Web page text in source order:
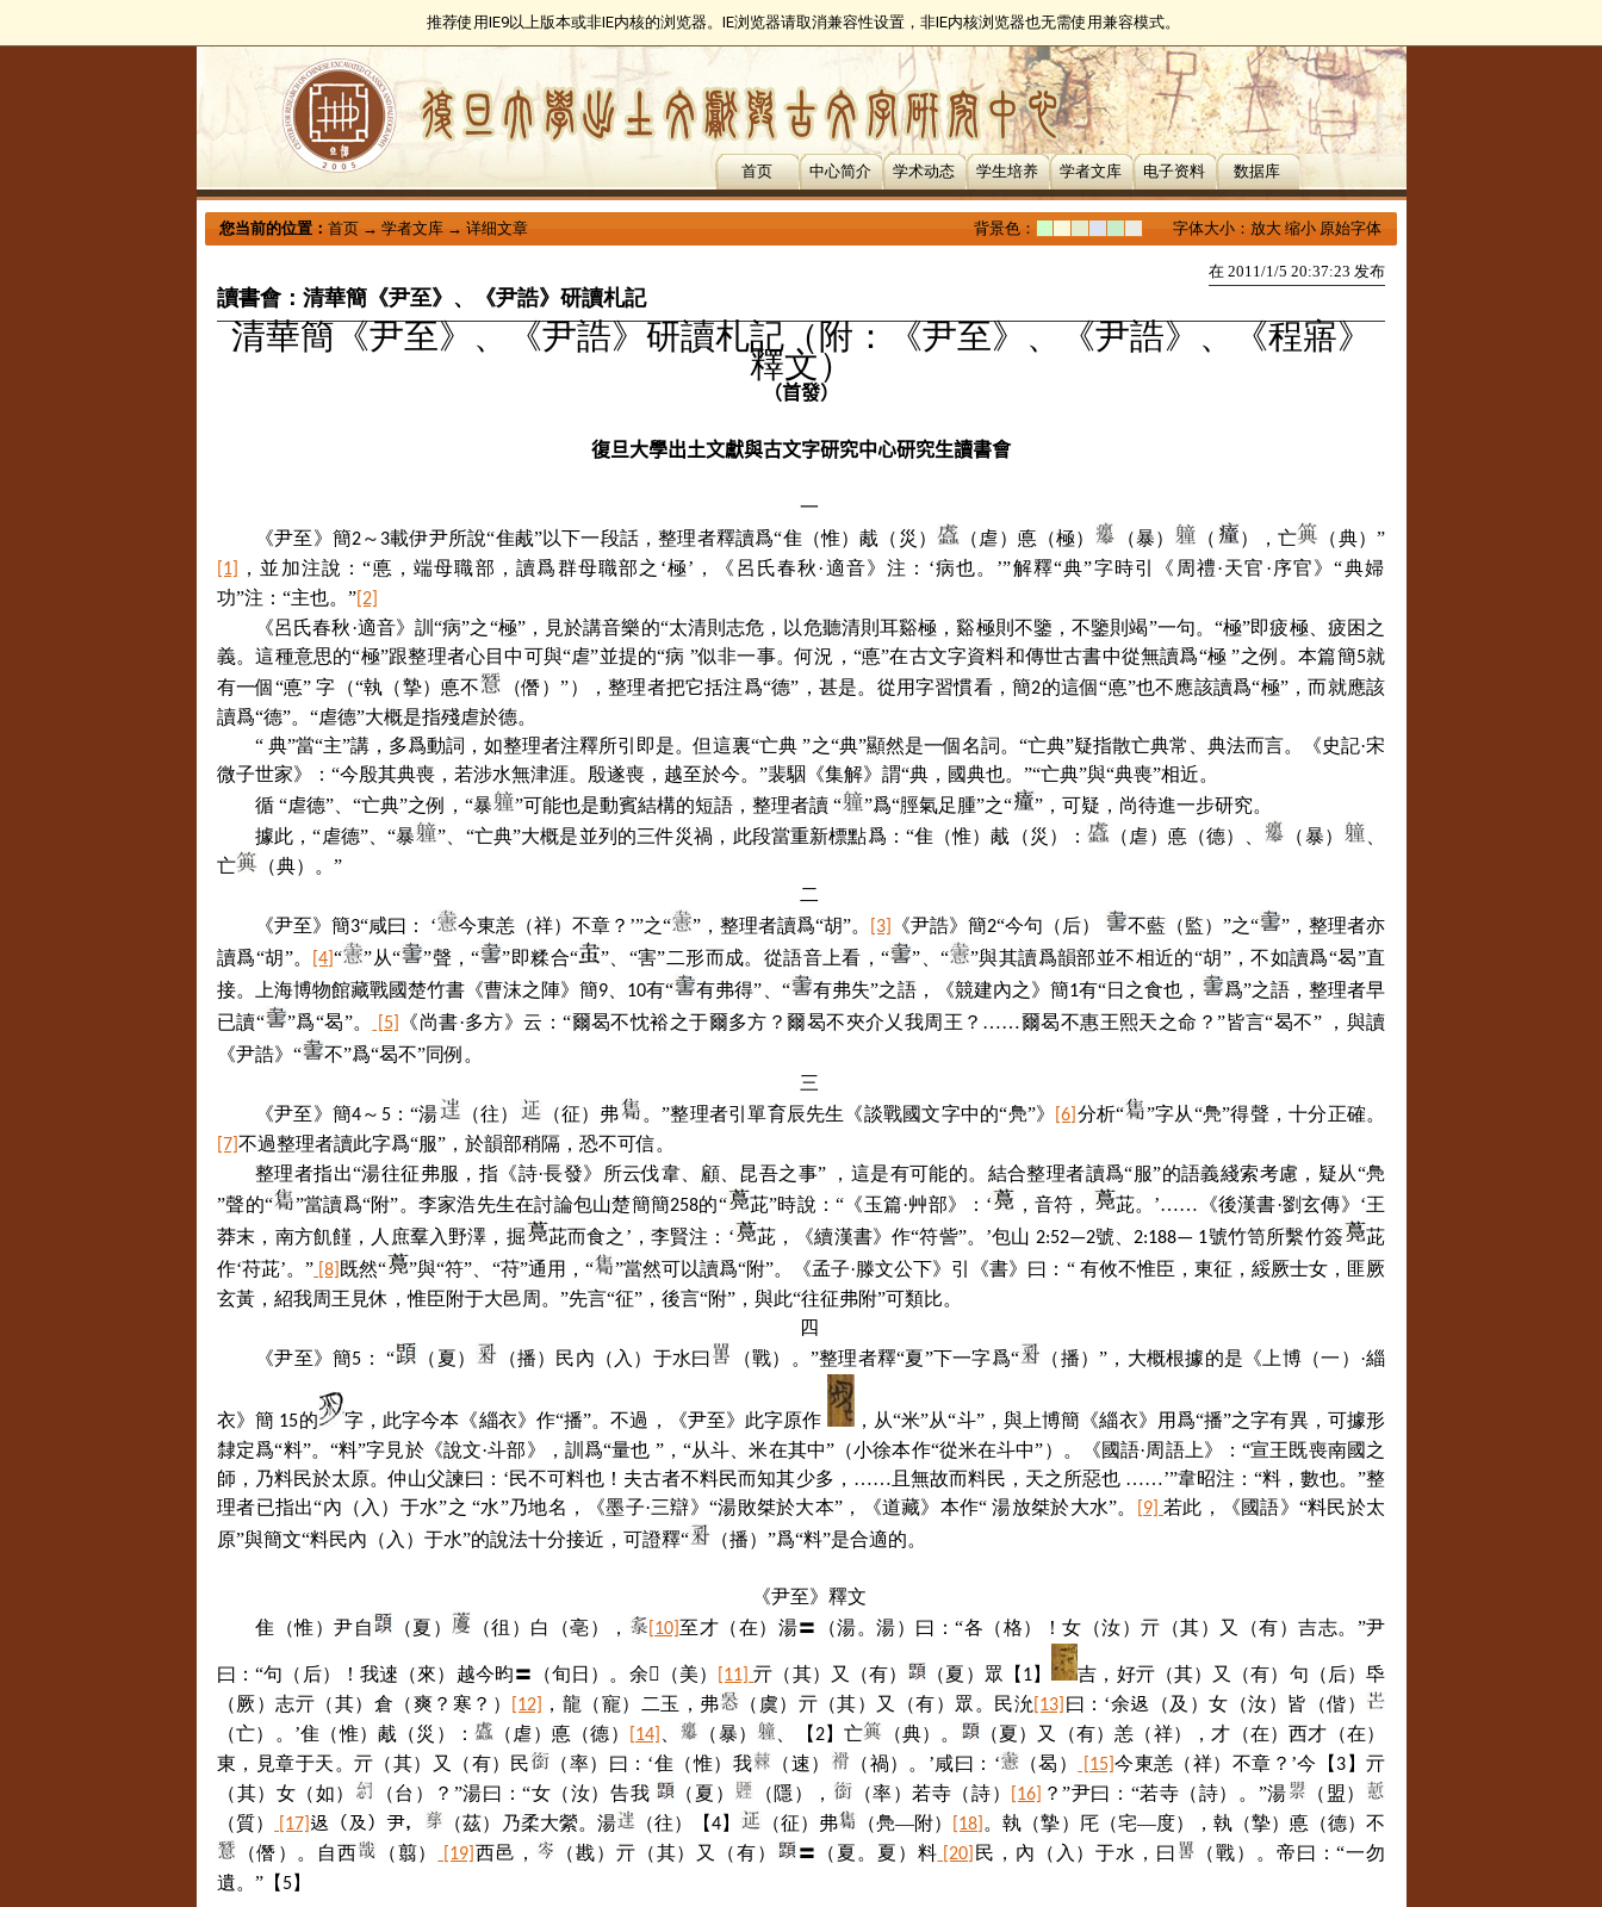
推荐使用IE9以上版本或非IE内核的浏览器。IE浏览器请取消兼容性设置，非IE内核浏览器也无需使用兼容模式。
首页 中心简介 学术动态 学生培养 学者文库 电子资料 数据库
您当前的位置： 首页 → 学者文库 → 详细文章 背景色： 字体大小： 放大 缩小 原始字体
讀書會：清華簡《尹至》、《尹誥》研讀札記
在 2011/1/5 20:37:23 发布
清華簡《尹至》、《尹誥》研讀札記（附：《尹至》、《尹誥》、《程寤》
釋文）
（首發）
復旦大學出土文獻與古文字研究中心研究生讀書會
一
《尹至》簡2～ 3載伊尹所說“隹胾”以下一段話，整理者釋讀爲“隹（惟）胾（災） （虐）悳（極） （暴） （ ），亡 （典）”
[1]
，並加注說：“悳，端母職部，讀爲群母職部之‘極’，《呂氏春秋·適音》注：‘病也。’”解釋“典”字時引《周禮·天官·序官》“典婦
功”注：“主也。” [2]
《呂氏春秋·適音》訓“病”之“極”，見於講音樂的“太清則志危，以危聽清則耳谿極，谿極則不鑒，不鑒則竭”一句。“極”即疲極、疲困之
義。這種意思的“極”跟整理者心目中可與“虐”並提的“病 ”似非一事。何況，“悳”在古文字資料和傳世古書中從無讀爲“極 ”之例。本篇簡5就
有一個“悳” 字（“執（摯）悳不
（僭）”），整理者把它括注爲“德”，甚是。從用字習慣看，簡2的這個“悳”也不應該讀爲“極”，而就應該
讀爲“德”。“虐德”大概是指殘虐於德。
“ 典”當“主”講，多爲動詞，如整理者注釋所引即是。但這裏“亡典 ”之“典”顯然是一個名詞。“亡典”疑指散亡典常、典法而言。《史記·宋
微子世家》：“今殷其典喪，若涉水無津涯。殷遂喪，越至於今。”裴駰《集解》謂“典，國典也。”“亡典”與“典喪”相近。
循 “虐德”、“亡典”之例，“暴
”可能也是動賓結構的短語，整理者讀 “ ”爲“脛氣足腫”之“
”，可疑，尚待進一步研究。
據此，“虐德”、“暴
”、“亡典”大概是並列的三件災禍，此段當重新標點爲：“隹（惟）胾（災）： （虐）悳（德）、 （暴）
亡
（典）。”
二
《尹至》簡3“咸曰： ‘ 今東恙（祥）不章？’”之“ ”，整理者讀爲“胡”。 [3] 《尹誥》簡2“今句（后） 不藍（監）”之“
”，整理者亦
讀爲“胡”。
[4]“ ”从“ ”聲，“ ”即糅合“ ”、“害”二形而成。從語音上看，“ ”、“
”與其讀爲韻部並不相近的“胡”，不如讀爲“曷”直
接。上海博物館藏戰國楚竹書《曹沫之陣》簡9 10有“ 有弗得”、“ 有弗失”之語，《競建內之》簡1有“日之食也，
爲”之語，整理者早
已讀“
”爲“曷”。 [5]
《尚書·多方》云：“爾曷不忱裕之于爾多方？爾曷不夾介乂我周王？……爾曷不惠王熙天之命？”皆言“曷不” ，與讀
《尹誥》“
不”爲“曷不”同例。
三
《尹至》簡4～ 5：“湯 （往） （征）弗 。”整理者引單育辰先生《談戰國文字中的“鳧”》 [6] 分析“ ”字从“鳧”得聲，十分正確。
[7] 不過整理者讀此字爲“服”，於韻部稍隔，恐不可信。
整理者指出“湯往征弗服，指《詩·長發》所云伐韋、顧、昆吾之事” ，這是有可能的。結合整理者讀爲“服”的語義綫索考慮，疑从“鳧
”聲的“
”當讀爲“附”。李家浩先生在討論包山楚簡簡258的“ 茈”時說：“《玉篇·艸部》：‘ ，音符，
茈。’……《後漢書·劉玄傳》‘王
莽末，南方飢饉，人庶羣入野澤，掘
茈而食之’，李賢注：‘ 茈，《續漢書》作“符訾”。’包山 2:52—2號、 2:188— 1號竹笥所繫竹簽
茈
作‘苻茈’。” [8] 既然“ ”與“符”、“苻”通用，“
”當然可以讀爲“附”。《孟子·滕文公下》引《書》曰：“ 有攸不惟臣，東征，綏厥士女，匪厥
玄黃，紹我周王見休，惟臣附于大邑周。”先言“征”，後言“附”，與此“往征弗附”可類比。
四
《尹至》簡5 ： “ （夏） （播）民內（入）于水曰 （戰）。”整理者釋“夏”下一字爲“ （播）”，大概根據的是《上博（一）·緇
衣》簡 15的 字，此字今本《緇衣》作“播”。不過，《尹至》此字原作
，从“米”从“斗”，與上博簡《緇衣》用爲“播”之字有異，可據形
隸定爲“料”。“料”字見於《說文·斗部》，訓爲“量也 ”，“从斗、米在其中”（小徐本作“從米在斗中”）。《國語·周語上》：“宣王既喪南國之
師，乃料民於太原。仲山父諫曰：‘民不可料也！夫古者不料民而知其少多，……且無故而料民，天之所惡也 ……’”韋昭注：“料，數也。”整
理者已指出“內（入）于水”之 “水”乃地名，《墨子·三辯》“湯敗桀於大本”，《道藏》本作“ 湯放桀於大水”。
[9] 若此，《國語》“料民於太
原”與簡文“料民內（入）于水”的說法十分接近，可證釋“
（播）”爲“料”是合適的。
《尹至》釋文
隹（惟）尹自
（夏） （徂）白（亳）， [10] 至才（在）湯〓（湯。湯）曰：“各（格）！女（汝）亓（其）又（有）吉志。”尹
曰：“句（后）！我逨（來）越今昀〓（旬日）。余𡵂 （美） [11]亓（其）又（有） （夏）眾【 1】
吉，好亓（其）又（有）句（后）氒
（厥）志亓（其）倉（爽？寒？）
[12] ，龍（寵）二玉，弗 （虞）亓（其）又（有）眾。民沇 [13] 曰：‘余﨤（及）女（汝）皆（偕）
（亡）。’隹（惟）胾（災）：
（虐）悳（德） [14] （暴） 、【2】亡 （典）。
（夏）又（有）恙（祥），才（在）西才（在）
東，見章于天。亓（其）又（有）民
（率）曰：‘隹（惟）我 （速） （禍）。’咸曰：‘ （曷） [15] 今東恙（祥）不章？’今【 3 】亓
（其）女（如）
（台）？”湯曰：“女（汝）告我 （夏） （隱）， （率）若寺（詩） [16] ？”尹曰：“若寺（詩）。”湯
（盟）
（質）
[17] 﨤（及）尹， （茲）乃柔大縈。湯 （往）【4】 （征）弗 （鳧—附） [18] 。執（摯）厇（宅—度），執（摯）悳（德）不
（僭）。自西
（翦） [19] 西邑， （戡）亓（其）又（有） 〓（夏。夏）料 [20] 民，內（入）于水，曰
（戰）。帝曰：“一勿
遺。”【 5】